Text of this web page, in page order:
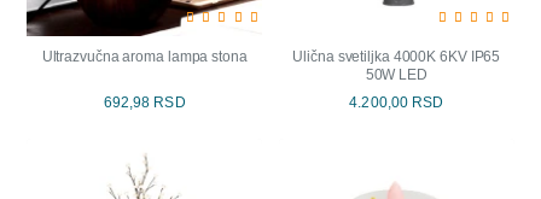
Ultrazvučna aroma lampa stona
692,98 RSD
Ulična svetiljka 4000K 6KV IP65
50W LED
4.200,00 RSD